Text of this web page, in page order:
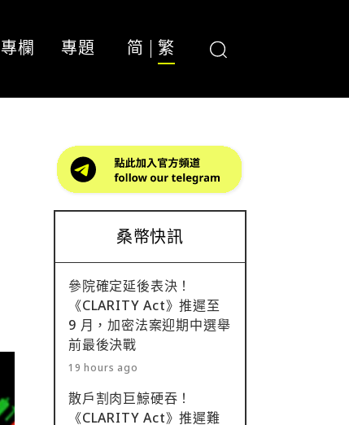
專欄 專題 简 繁
桑幣快訊
參院確定延後表決！
《CLARITY Act》推遲至
9 月，加密法案迎期中選舉
前最後決戰
19 hours ago
散戶割肉巨鯨硬吞！
《CLARITY Act》推遲難